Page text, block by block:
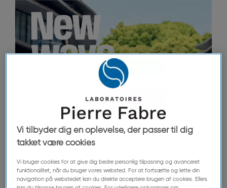
Vi tilbyder dig en oplevelse, der passer til dig
takket være cookies
Vi bruger cookies for at give dig bedre personlig tilpasning og avanceret
funktionalitet, når du bruger vores websted. For at fortsætte og lette din
navigation på webstedet kan du direkte acceptere brugen af cookies. Ellers